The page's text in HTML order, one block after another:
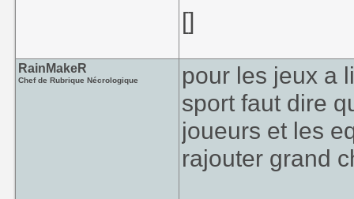
[]
RainMakeR
Chef de Rubrique Nécrologique
pour les jeux a
sport faut dire
joueurs et les
rajouter grand